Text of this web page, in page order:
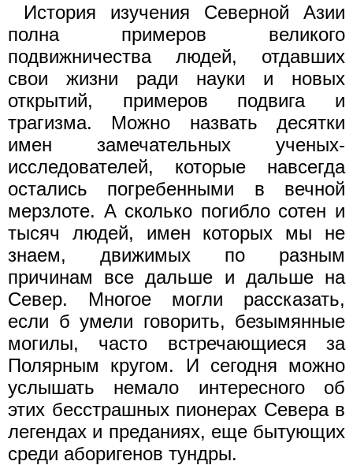
История изучения Северной Азии
полна примеров великого
подвижничества людей, отдавших
свои жизни ради науки и новых
открытий, примеров подвига и
трагизма. Можно назвать десятки
имен замечательных ученых-
исследователей, которые навсегда
остались погребенными в вечной
мерзлоте. А сколько погибло сотен и
тысяч людей, имен которых мы не
знаем, движимых по разным
причинам все дальше и дальше на
Север. Многое могли рассказать,
если б умели говорить, безымянные
могилы, часто встречающиеся за
Полярным кругом. И сегодня можно
услышать немало интересного об
этих бесстрашных пионерах Севера в
легендах и преданиях, еще бытующих
среди аборигенов тундры.